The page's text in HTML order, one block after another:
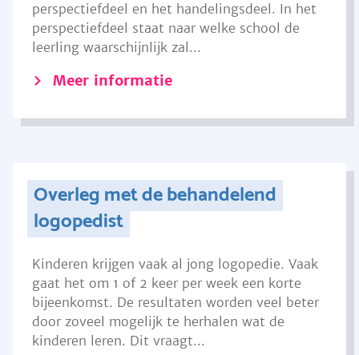
perspectiefdeel en het handelingsdeel. In het
perspectiefdeel staat naar welke school de
leerling waarschijnlijk zal...
Meer informatie
Overleg met de behandelend
logopedist
Kinderen krijgen vaak al jong logopedie. Vaak
gaat het om 1 of 2 keer per week een korte
bijeenkomst. De resultaten worden veel beter
door zoveel mogelijk te herhalen wat de
kinderen leren. Dit vraagt...